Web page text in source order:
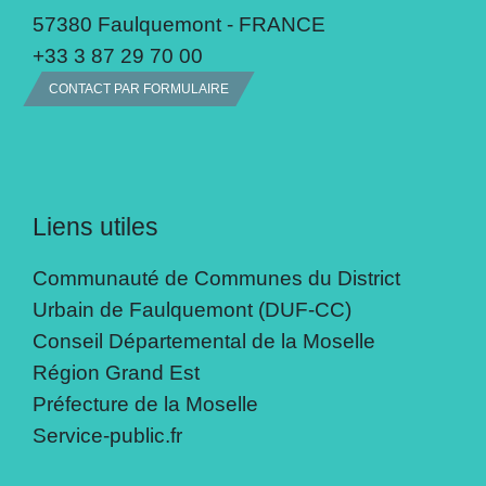
57380 Faulquemont - FRANCE
+33 3 87 29 70 00
CONTACT PAR FORMULAIRE
Liens utiles
Communauté de Communes du District
Urbain de Faulquemont (DUF-CC)
Conseil Départemental de la Moselle
Région Grand Est
Préfecture de la Moselle
Service-public.fr